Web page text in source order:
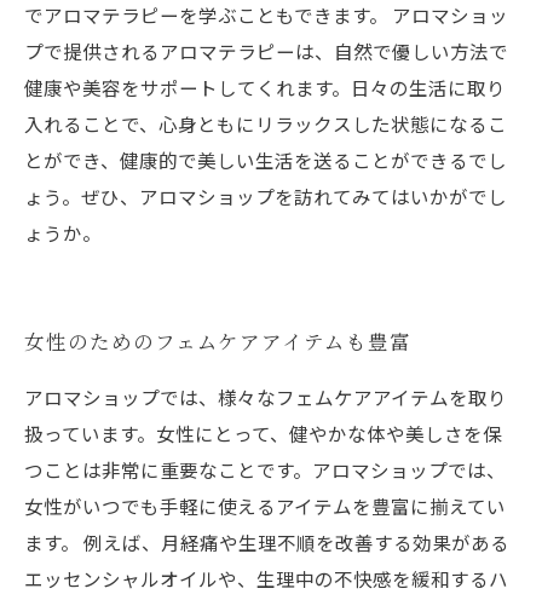
でアロマテラピーを学ぶこともできます。 アロマショッ
プで提供されるアロマテラピーは、自然で優しい方法で
健康や美容をサポートしてくれます。日々の生活に取り
入れることで、心身ともにリラックスした状態になるこ
とができ、健康的で美しい生活を送ることができるでし
ょう。ぜひ、アロマショップを訪れてみてはいかがでし
ょうか。
女性のためのフェムケアアイテムも豊富
アロマショップでは、様々なフェムケアアイテムを取り
扱っています。女性にとって、健やかな体や美しさを保
つことは非常に重要なことです。アロマショップでは、
女性がいつでも手軽に使えるアイテムを豊富に揃えてい
ます。 例えば、月経痛や生理不順を改善する効果がある
エッセンシャルオイルや、生理中の不快感を緩和するハ